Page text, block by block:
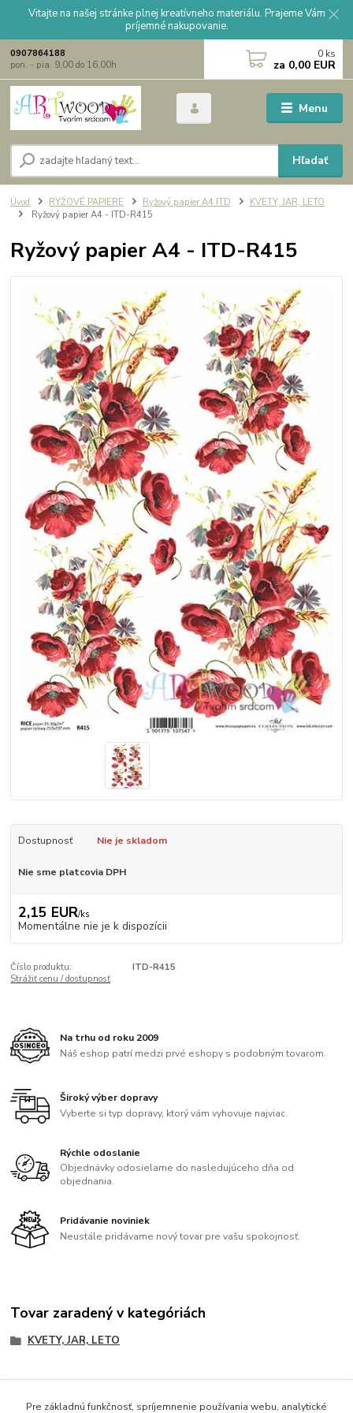
Vitajte na našej stránke plnej kreatívneho materiálu. Prajeme Vám
príjemné nakupovanie.
Menu
Hľadať
0907864188
pon. - pia. 9,00 do 16,00h
0 ks
za 0,00 EUR
Úvod RYŽOVÉ PAPIERE Ryžový papier A4 ITD
KVETY, JAR, LETO
Ryžový papier A4 - ITD-R415
Ryžový papier A4 - ITD-R415
Dostupnosť Nie je skladom
Nie sme platcovia DPH
2,15 EUR/ks
Momentálne nie je k dispozícii
Číslo produktu:
ITD-R415
Strážiť cenu / dostupnosť
Na trhu od roku 2009
Náš eshop patrí medzi prvé eshopy s podobným tovarom.
Široký výber dopravy
Vyberte si typ dopravy, ktorý vám vyhovuje najviac.
Rýchle odoslanie
Objednávky odosielame do nasledujúceho dňa od
objednania.
Pridávanie noviniek
Neustále pridávame nový tovar pre vašu spokojnosť.
Tovar zaradený v kategóriách
KVETY, JAR, LETO
Pre základnú funkčnosť, spríjemnenie používania webu, analytické